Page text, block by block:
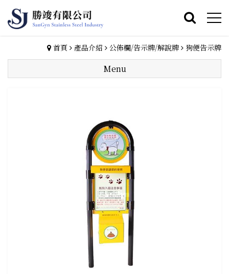
首頁 產品介紹 公佈欄/告示牌/解說牌 狗便告示牌
Menu